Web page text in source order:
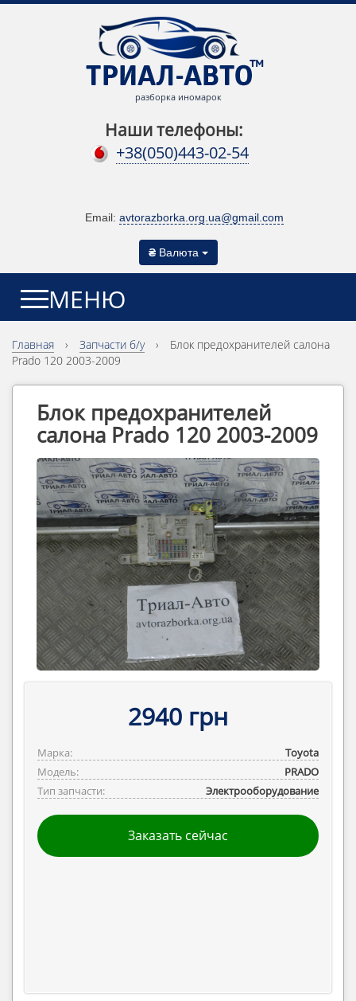
разборка иномарок
Наши телефоны:
+38(050)443-02-54
Email: avtorazborka.org.ua@gmail.com
₴ Валюта
МЕНЮ
Главная › Запчасти б/у ›
Блок предохранителей салона
Prado 120 2003-2009
Блок предохранителей
салона Prado 120 2003-2009
2940 грн
Марка:
Toyota
Модель:
PRADO
Тип запчасти:
Электрооборудование
Заказать сейчас